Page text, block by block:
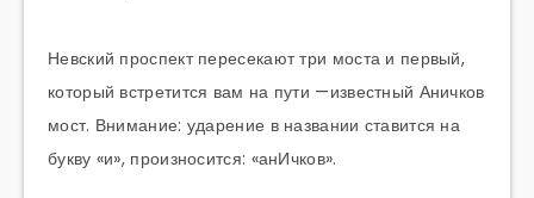
Невский проспект пересекают три моста и первый,
который встретится вам на пути —известный Аничков
мост. Внимание: ударение в названии ставится на
букву «и», произносится: «анИчков».